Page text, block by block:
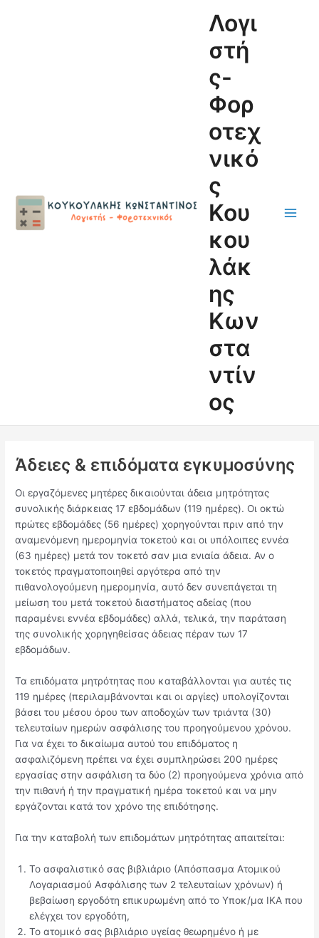
Λογι
στή
ς-
Φορ
οτεχ
νικό
ς
Κου
κου
λάκ
ης
Κων
στα
ντίν
ος
Άδειες & επιδόματα εγκυμοσύνης
Οι εργαζόμενες μητέρες δικαιούνται άδεια μητρότητας
συνολικής διάρκειας 17 εβδομάδων (119 ημέρες). Οι οκτώ
πρώτες εβδομάδες (56 ημέρες) χορηγούνται πριν από την
αναμενόμενη ημερομηνία τοκετού και οι υπόλοιπες εννέα
(63 ημέρες) μετά τον τοκετό σαν μια ενιαία άδεια. Αν ο
τοκετός πραγματοποιηθεί αργότερα από την
πιθανολογούμενη ημερομηνία, αυτό δεν συνεπάγεται τη
μείωση του μετά τοκετού διαστήματος αδείας (που
παραμένει εννέα εβδομάδες) αλλά, τελικά, την παράταση
της συνολικής χορηγηθείσας άδειας πέραν των 17
εβδομάδων.
Τα επιδόματα μητρότητας που καταβάλλονται για αυτές τις
119 ημέρες (περιλαμβάνονται και οι αργίες) υπολογίζονται
βάσει του μέσου όρου των αποδοχών των τριάντα (30)
τελευταίων ημερών ασφάλισης του προηγούμενου χρόνου.
Για να έχει το δικαίωμα αυτού του επιδόματος η
ασφαλιζόμενη πρέπει να έχει συμπληρώσει 200 ημέρες
εργασίας στην ασφάλιση τα δύο (2) προηγούμενα χρόνια από
την πιθανή ή την πραγματική ημέρα τοκετού και να μην
εργάζονται κατά τον χρόνο της επιδότησης.
Για την καταβολή των επιδομάτων μητρότητας απαιτείται:
Το ασφαλιστικό σας βιβλιάριο (Απόσπασμα Ατομικού
Λογαριασμού Ασφάλισης των 2 τελευταίων χρόνων) ή
βεβαίωση εργοδότη επικυρωμένη από το Υποκ/μα ΙΚΑ που
ελέγχει τον εργοδότη,
Το ατομικό σας βιβλιάριο υγείας θεωρημένο ή με